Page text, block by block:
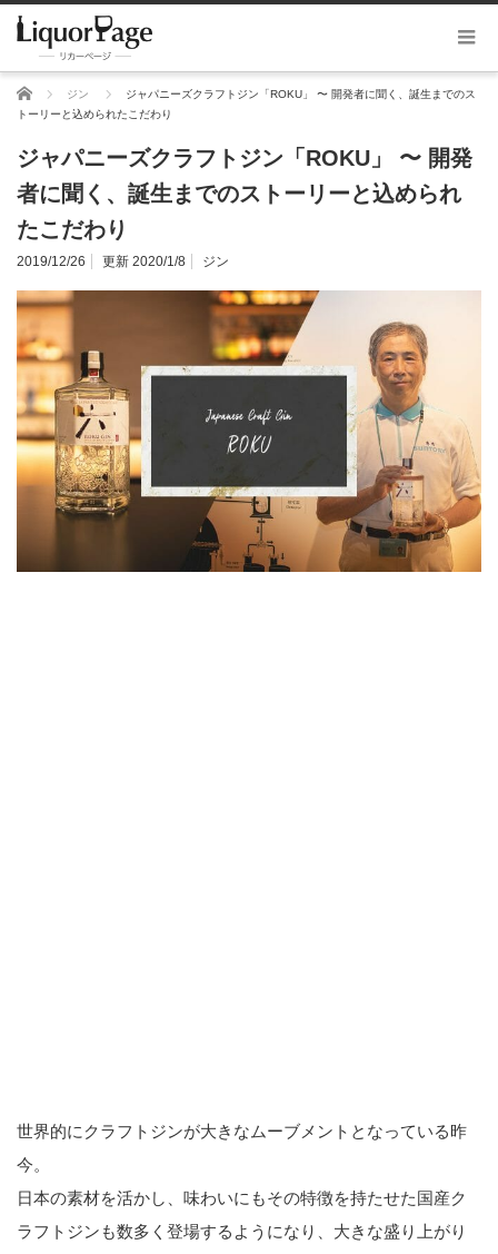
ホーム ジン
ジャパニーズクラフトジン「ROKU」 〜 開発者に聞く、誕生までのス
トーリーと込められたこだわり
ジャパニーズクラフトジン「ROKU」 〜 開発
者に聞く、誕生までのストーリーと込められ
たこだわり
2019/12/26 更新 2020/1/8 ジン
世界的にクラフトジンが大きなムーブメントとなっている昨
今。
日本の素材を活かし、味わいにもその特徴を持たせた国産ク
ラフトジンも数多く登場するようになり、大きな盛り上がり